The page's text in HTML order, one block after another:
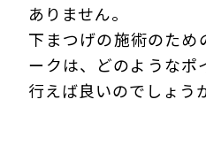
ありません。
下まつげの施術のため
ークは、どのようなポ
行えば良いのでしょう